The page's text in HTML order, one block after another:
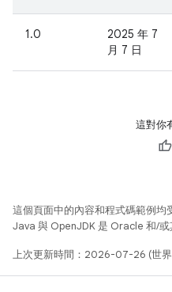
1.0
2025 年 7
月 7 日
這對你
這個頁面中的內容和程式碼範例均
Java 與 OpenJDK 是 Oracle 和/或
上次更新時間：2026-07-26 (世界